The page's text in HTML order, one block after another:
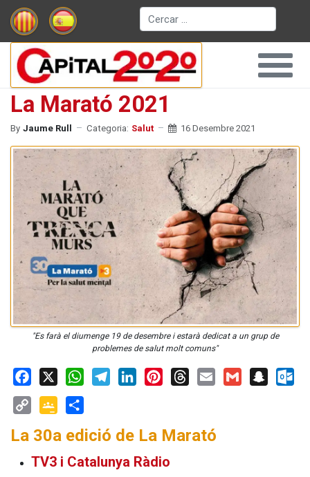
Cerca
La Marató 2021
By Jaume Rull Categoria: Salut 16 Desembre 2021
"Es farà el diumenge 19 de desembre i estarà dedicat a un grup de
problemes de salut molt comuns"
Facebook
X WhatsApp
Link
Classroom
La 30a edició de La Marató
TV3 i Catalunya Ràdio